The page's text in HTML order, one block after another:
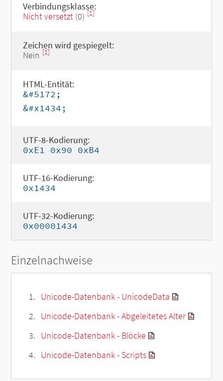
Verbindungsklasse:
Nicht versetzt(0) [1]
Zeichen wird gespiegelt:
Nein [1]
HTML-Entität:
&#5172;
&#x1434;
UTF-8-Kodierung:
0xE1 0x90 0xB4
UTF-16-Kodierung:
0x1434
UTF-32-Kodierung:
0x00001434
Einzelnachweise
Unicode-Datenbank - UnicodeData
Unicode-Datenbank - Abgeleitetes Alter
Unicode-Datenbank - Blöcke
Unicode-Datenbank - Scripts